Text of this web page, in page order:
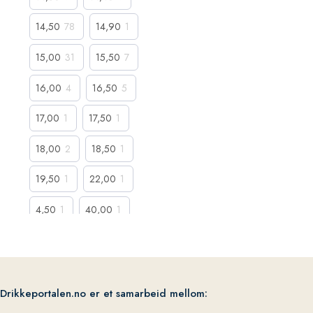
14,50 78 14,90 1
15,00 31 15,50 7
16,00 4 16,50 5
17,00 1 17,50 1
18,00 2 18,50 1
19,50 1 22,00 1
4,50 1 40,00 1
8,50 3 9,50 1
Drikkeportalen.no er et samarbeid mellom: